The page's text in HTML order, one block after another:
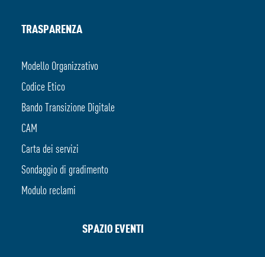
TRASPARENZA
Modello Organizzativo
Codice Etico
Bando Transizione Digitale
CAM
Carta dei servizi
Sondaggio di gradimento
Modulo reclami
SPAZIO EVENTI